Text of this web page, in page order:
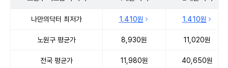
나만의닥터 최저가 1,410원 1,410원
노원구 평균가 8,930원 11,020원
전국 평균가 11,980원 40,650원